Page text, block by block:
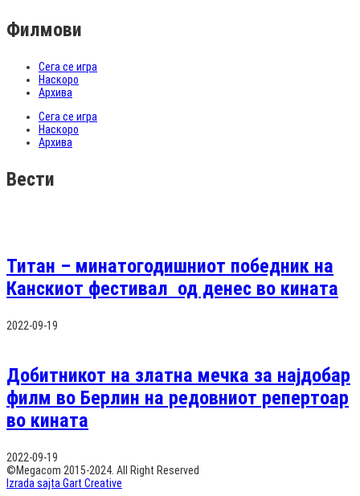
Филмови
Сега се игра
Наскоро
Архива
Сега се игра
Наскоро
Архива
Вести
Титан – минатогодишниот победник на
Канскиот фестивал од денес во кината
2022-09-19
Добитникот на златна мечка за најдобар
филм во Берлин на редовниот репертоар
во кината
2022-09-19
©Megacom 2015-2024. All Right Reserved
Izrada sajta Gart Creative